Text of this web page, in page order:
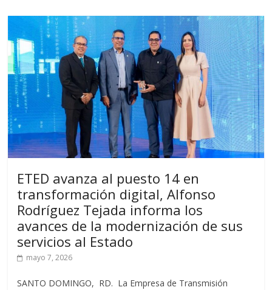
ETED avanza al puesto 14 en
transformación digital, Alfonso
Rodríguez Tejada informa los
avances de la modernización de sus
servicios al Estado
mayo 7, 2026
SANTO DOMINGO, RD. La Empresa de Transmisión